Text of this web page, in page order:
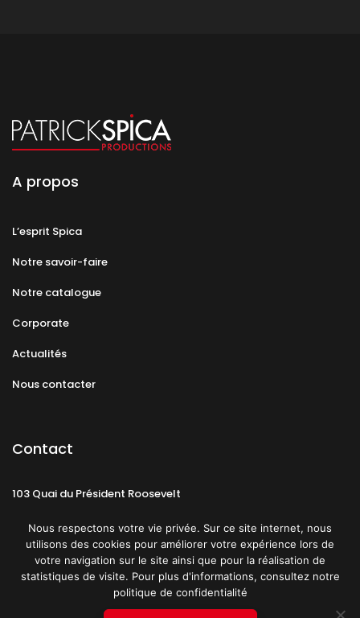
A propos
L’esprit Spica
Notre savoir-faire
Notre catalogue
Corporate
Actualités
Nous contacter
Contact
103 Quai du Président Roosevelt
CGU Politique de confidentialité
Nous respectons votre vie privée. Sur ce site internet, nous
utilisons des cookies pour améliorer votre expérience lors de
votre navigation sur le site ainsi que pour la réalisation de
statistiques de visite. Pour plus d'informations, consultez notre
politique de confidentialité